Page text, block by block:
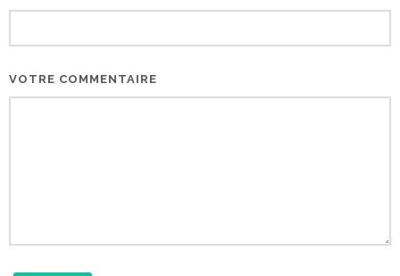
VOTRE COMMENTAIRE